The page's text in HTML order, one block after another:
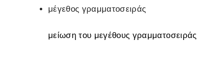
μέγεθος γραμματοσειράς
μείωση του μεγέθους γραμματοσειράς